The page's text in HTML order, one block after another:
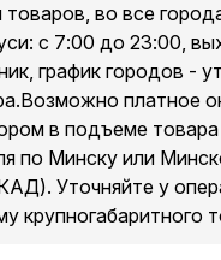
выдачи,
оформлении
курьером по
км от МКАД за
):
стоимостью
во все города
с 7:00 до 23:00,
график городов -
платное
в подъеме
по Минску или
Уточняйте у
крупногабаритного